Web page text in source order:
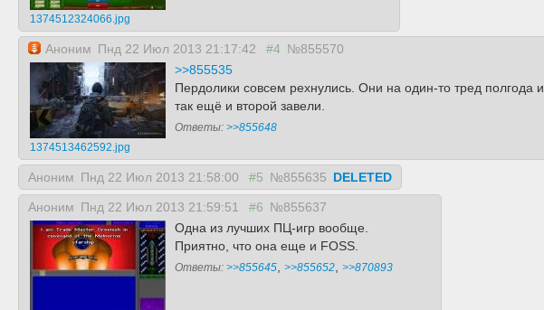
1374512324066.jpg
Аноним Пнд 22 Июл 2013 21:17:42 #4 №855570
1374513462592.jpg
>>855535
Пердолики совсем рехнулись. Они на один-то тред полгода
так ещё и второй завели.
Ответы: >>855648
Аноним Пнд 22 Июл 2013 21:58:00 #5 №855635 DELETED
Аноним Пнд 22 Июл 2013 21:59:51 #6 №855637
Одна из лучших ПЦ-игр вообще.
Приятно, что она еще и FOSS.
Ответы: >>855645 >>855652 >>870893